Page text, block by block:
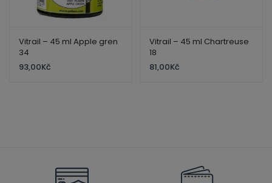
Vitrail – 45 ml Apple gren
34
93,00Kč
Vitrail – 45 ml Chartreuse
18
81,00Kč